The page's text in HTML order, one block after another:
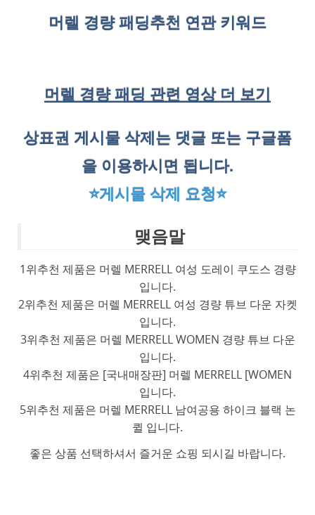
머렐 경량 패딩추천 연관 키워드
머렐 경량 패딩 관련 영상 더 보기
상표권 게시물 삭제는 댓글 또는 구글폼
을 이용하시면 됩니다.
⭐게시물 삭제 요청⭐
맺음말
1위추천 제품은 머렐 MERRELL 여성 도레이 쿠도스 경량
입니다.
2위추천 제품은 머렐 MERRELL 여성 경량 튜브 다운 자켓
입니다.
3위추천 제품은 머렐 MERRELL WOMEN 경량 튜브 다운
입니다.
4위추천 제품은 [국내매장판] 머렐 MERRELL [WOMEN
입니다.
5위추천 제품은 머렐 MERRELL 남여공용 하이크 블랙 논
퀼 입니다.
좋은 상품 선택하셔서 즐거운 쇼핑 되시길 바랍니다.